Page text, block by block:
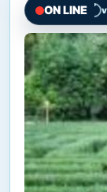
ON LINE